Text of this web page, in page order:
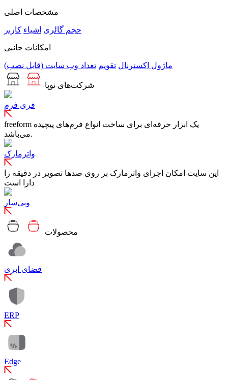
مشخصات اصلی
حجم گالری اشیاء کاربر
امکانات جانبی
ماژول اکسترنال تقویم تعداد وب سایت (قابل نصب)
شرکت‌های نوپا
فری فرم
freeform یک ابزار حرفه‌ای برای ساخت انواع فرم‌های پیچیده
می‌باشد.
واترمارک
این سایت امکان اجرای واترمارک بر روی صدها تصویر در دقیقه را
دارا است
وبی‌ساز
محصولات
فضای ابری
ERP
Edge